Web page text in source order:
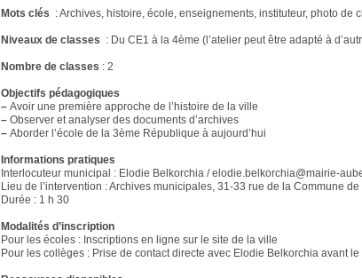
Mots clés : Archives, histoire, école, enseignements, instituteur, photo de
Niveaux de classes : Du CE1 à la 4ème (l’atelier peut être adapté à
Nombre de classes : 2
Objectifs pédagogiques
– Avoir une première approche de l’histoire de la ville
– Observer et analyser des documents d’archives
– Aborder l’école de la 3ème République à aujourd’hui
Informations pratiques
Interlocuteur municipal : Elodie Belkorchia / elodie.belkorchia@mairie-
Lieu de l’intervention : Archives municipales, 31-33 rue de la Commune de
Durée : 1 h 30
Modalités d’inscription
Pour les écoles : Inscriptions en ligne sur le site de la ville
Pour les collèges : Prise de contact directe avec Elodie Belkorchia avant